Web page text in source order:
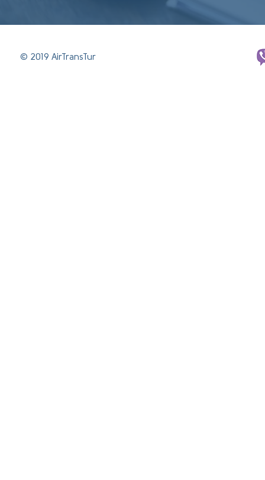
© 2019 AirTransTur